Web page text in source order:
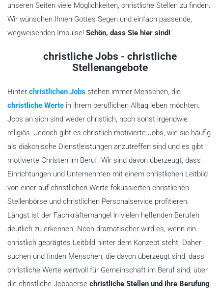
unseren Seiten viele Möglichkeiten, christliche Stellen zu finden.
Wir wünschen Ihnen Gottes Segen und einfach passende,
wegweisenden Impulse! Schön, dass Sie hier sind!
christliche Jobs - christliche
Stellenangebote
Hinter christlichen Jobs stehen immer Menschen, die
christliche Werte in ihrem beruflichen Alltag leben möchten.
Jobs an sich sind weder christlich, noch sonst irgendwie
religiös. Jedoch gibt es christlich motivierte Jobs, wie sie häufig
als diakonische Dienstleistungen anzutreffen sind und es gibt
motivierte Christen im Beruf. Wir sind davon überzeugt, dass
Einrichtungen und Unternehmen mit einem christlichen Leitbild
von einer auf christlichen Werte fokussierten christlichen
Stellenbörse und christlichen Personalservice profitieren.
Längst ist der Fachkräftemangel in vielen helfenden Berufen
deutlich zu erkennen. Noch dramatischer wird es, wenn ein
christlich geprägtes Leitbild hinter dem Konzept steht. Daher
suchen und finden Menschen, die davon überzeugt sind, dass
christliche Werte wertvoll für Gemeinschaft im Beruf sind, über
die christliche Jobboerse christliche Stellen und ihre Berufung.